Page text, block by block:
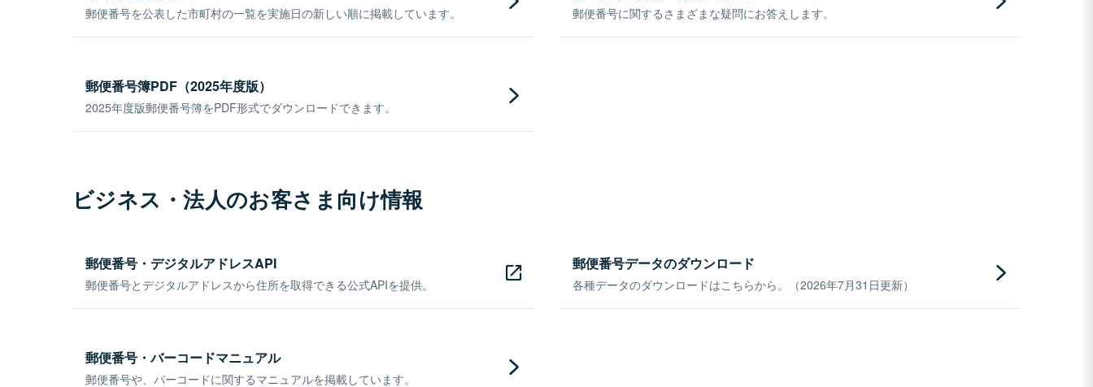
郵便番号を公表した市町村の一覧を実施日の新しい順に掲載しています。 郵便番号に関するさまざまな疑問にお答えします。
郵便番号簿PDF（2025年度版）
2025年度版郵便番号簿をPDF形式でダウンロードできます。
ビジネス・法人のお客さま向け情報
郵便番号・デジタルアドレスAPI
郵便番号とデジタルアドレスから住所を取得できる公式APIを提供。
郵便番号データのダウンロード
各種データのダウンロードはこちらから。（2026年7月31日更新）
郵便番号・バーコードマニュアル
郵便番号や、バーコードに関するマニュアルを掲載しています。